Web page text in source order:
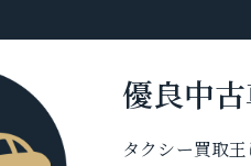
優良中
タクシー買取